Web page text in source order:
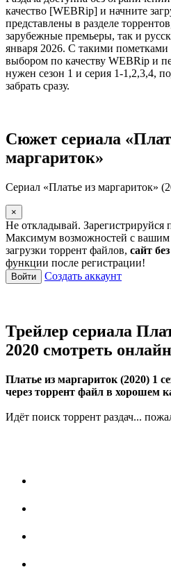
качество [WEBRip] и начните
представлены в разделе
зарубежные премьеры, так и
января 2026. С такими
выбором по качеству WEBRip и
нужен сезон 1 и серия 1-1,2,3,4,
забрать сразу.
Сюжет сериала
маргариток»
Сериал «Платье из маргариток»
×
Не откладывай. Зарегистрируйся
Максимум возможностей с вашим
загрузки торрент файлов, сайт
функции после регистрации!
Войти Создать аккаунт
Трейлер сериала
2020 смотреть онлайн
Платье из маргариток (2020) 1
через торрент файл в хорошем
Идёт поиск торрент раздач...